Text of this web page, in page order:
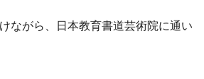
ながら、日本教育書道芸術院に通い